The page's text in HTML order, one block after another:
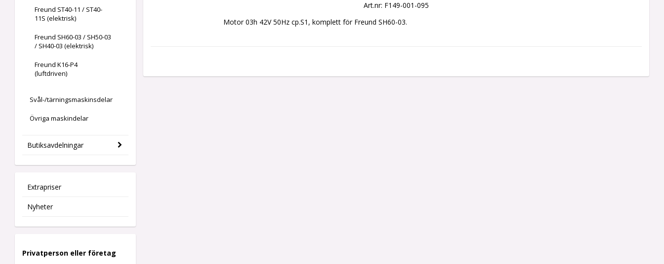
Freund ST40-11 / ST40-
11S (elektrisk)
Freund SH60-03 / SH50-03
/ SH40-03 (elektrisk)
Freund K16-P4
(luftdriven)
Svål-/tärningsmaskinsdelar
Övriga maskindelar
Butiksavdelningar
Extrapriser
Nyheter
Privatperson eller företag
Art.nr: F149-001-095
Motor 03h 42V 50Hz cp.S1, komplett för Freund SH60-03.